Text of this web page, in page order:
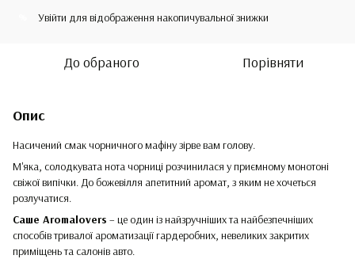
Увійти для відображення накопичувальної знижки
До обраного Порівняти
Опис
Насичений смак чорничного мафіну зірве вам голову.
М'яка, солодкувата нота чорниці розчинилася у приємному монотоні
свіжої випічки. До божевілля апетитний аромат, з яким не хочеться
розлучатися.
Саше Aromalovers – це один із найзручніших та найбезпечніших
способів тривалої ароматизації гардеробних, невеликих закритих
приміщень та салонів авто.